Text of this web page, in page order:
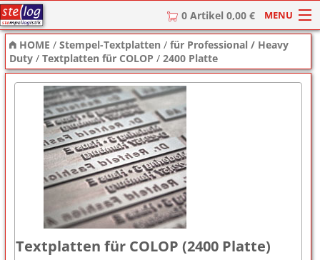
0 Artikel 0,00 € MENU
HOME
Stempel
Stempel-Textplatten
Stempelzubehör
HOME /Stempel-Textplatten /für Professional / Heavy
Duty /Textplatten für COLOP /2400 Platte
Textplatten für COLOP (2400 Platte)